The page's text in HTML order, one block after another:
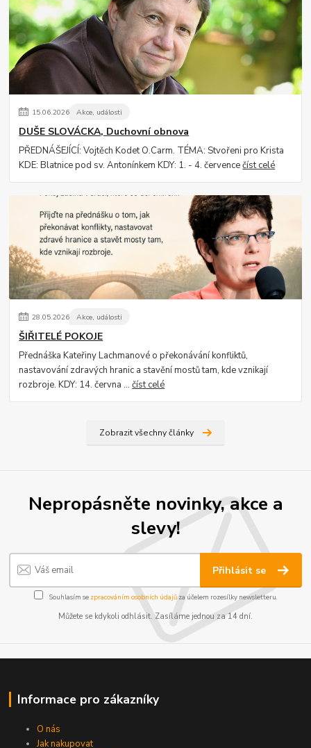
15.06.2026 Akce, události
DUŠE SLOVÁCKA, Duchovní obnova
PŘEDNÁŠEJÍCÍ: Vojtěch Kodet O.Carm. TÉMA: Stvořeni pro Krista
KDE: Blatnice pod sv. Antonínkem KDY: 1. - 4. červencečíst celé
28.05.2026 Akce, události
ŠIŘITELÉ POKOJE
Přednáška Kateřiny Lachmanové o překonávání konfliktů,
nastavování zdravých hranic a stavění mostů tam, kde vznikají
rozbroje. KDY: 14. června ...číst celé
Zobrazit všechny články
Nepropásněte novinky, akce a
slevy!
Přihlásit se
Souhlasím se zpracováním osobních údajůza účelem rozesílky newsletteru.
Můžete se kdykoli odhlásit. Zasíláme jednou za 14 dní.
Informace pro zákazníky
O nás
Jak nakupovat